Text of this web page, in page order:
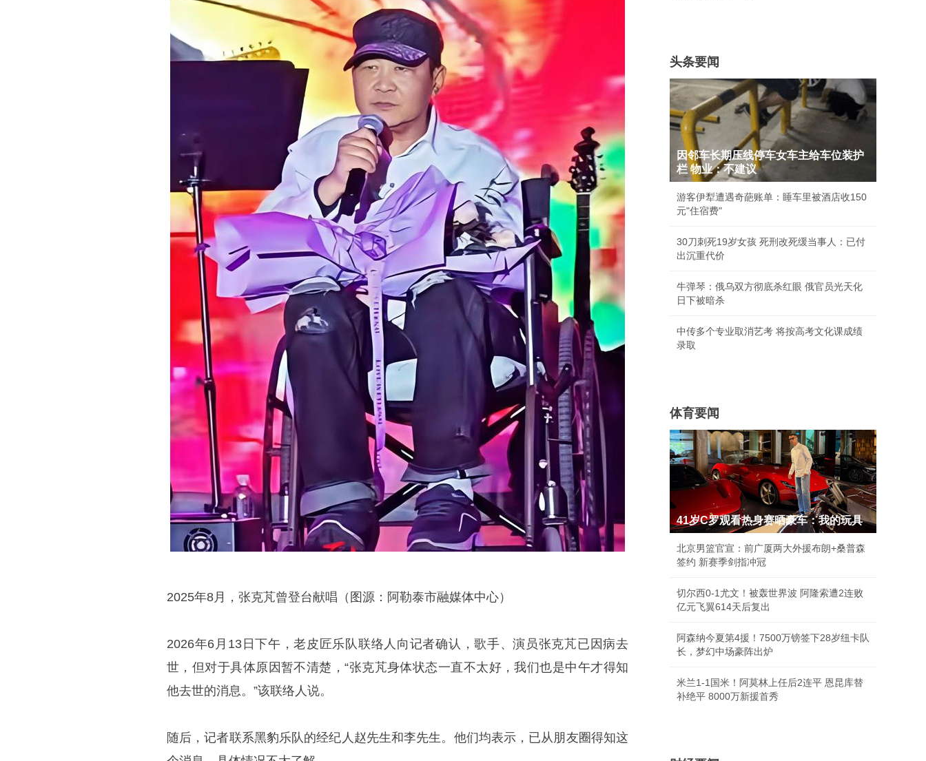
2025年8月，张克芃曾登台献唱（图源：阿勒泰市融媒体中心）
2026年6月13日下午，老皮匠乐队联络人向记者确认，歌手、演员张克芃已因病去
世，但对于具体原因暂不清楚，“张克芃身体状态一直不太好，我们也是中午才得知
他去世的消息。”该联络人说。
随后，记者联系黑豹乐队的经纪人赵先生和李先生。他们均表示，已从朋友圈得知这
头条要闻
因邻车长期压线停车女车主给车位装护
栏 物业：不建议
游客伊犁遭遇奇葩账单：睡车里被酒店收150
元"住宿费"
30刀刺死19岁女孩 死刑改死缓当事人：已付
出沉重代价
牛弹琴：俄乌双方彻底杀红眼 俄官员光天化
日下被暗杀
中传多个专业取消艺考 将按高考文化课成绩
录取
体育要闻
41岁C罗观看热身赛晒豪车：我的玩具
北京男篮官宣：前广厦两大外援布朗+桑普森
签约 新赛季剑指冲冠
切尔西0-1尤文！被轰世界波 阿隆索遭2连败
亿元飞翼614天后复出
阿森纳今夏第4援！7500万镑签下28岁纽卡队
长，梦幻中场豪阵出炉
米兰1-1国米！阿莫林上任后2连平 恩昆库替
补绝平 8000万新援首秀